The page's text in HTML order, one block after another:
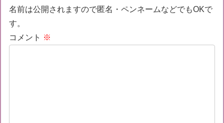
名前は公開されますので匿名・ペンネームなどでもOKで
す。
コメント ※